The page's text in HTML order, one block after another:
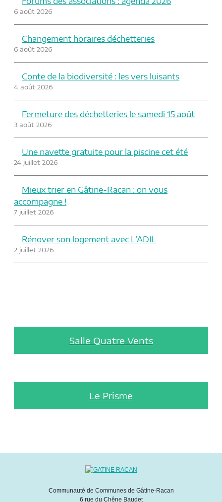
6 août 2026
Changement horaires déchetteries
6 août 2026
Conte de la biodiversité : les vers luisants
4 août 2026
Fermeture des déchetteries le samedi 15 août
3 août 2026
Une navette gratuite pour la piscine cet été
24 juillet 2026
Mieux trier en Gâtine-Racan : on vous
accompagne !
7 juillet 2026
Rénover son logement avec L’ADIL
2 juillet 2026
Salle Quatre Vents
Le Prisme
Communauté de Communes de Gâtine-Racan
6 rue du Chêne Baudet